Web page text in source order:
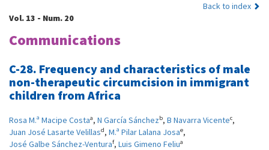
Back to index
Vol. 13 - Num. 20
Communications
C-28. Frequency and characteristics of male
non-therapeutic circumcision in immigrant
children from Africa
Rosa M.ª Macipe Costaa, N García Sánchezb, B Navarra Vicentec,
Juan José Lasarte Velillasd, M.ª Pilar Lalana Josae,
José Galbe Sánchez-Venturaf, Luis Gimeno Feliua